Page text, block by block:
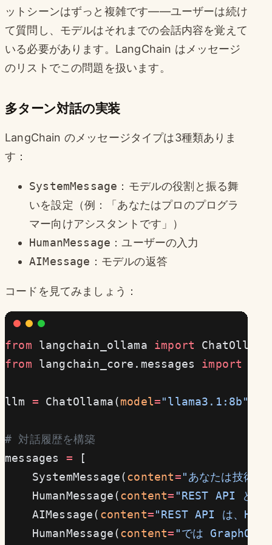
ットシーンはずっと複雑です——ユーザーは続け
て質問し、モデルはそれまでの会話内容を覚えて
いる必要があります。LangChain はメッセージ
のリストでこの問題を扱います。
多ターン対話の実装
LangChain のメッセージタイプは3種類ありま
す：
SystemMessage ：モデルの役割と振る舞
いを設定（例：「あなたはプロのプログラ
マー向けアシスタントです」）
HumanMessage ：ユーザーの入力
AIMessage ：モデルの返答
コードを見てみましょう：
from langchain_ollama import ChatOllama
from langchain_core.messages import
llm = ChatOllama(model="llama3.1:8b"
# 対話履歴を構築
messages = [
    SystemMessage(
content="あなたは技術的
    HumanMessage(
content= "REST API とは
    AIMessage(
content="REST API は、HTTP
    HumanMessage(
content= "では GraphQL